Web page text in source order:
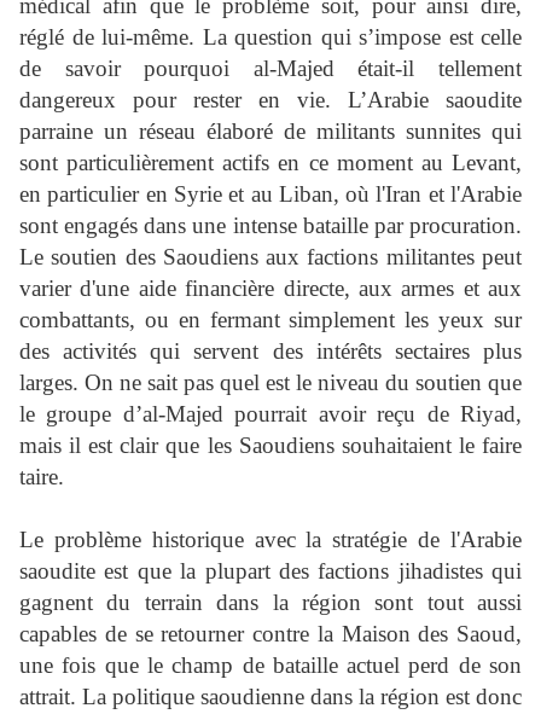
médical afin que le problème soit, pour ainsi dire,
réglé de lui-même. La question qui s’impose est celle
de savoir pourquoi al-Majed était-il tellement
dangereux pour rester en vie. L’Arabie saoudite
parraine un réseau élaboré de militants sunnites qui
sont particulièrement actifs en ce moment au Levant,
en particulier en Syrie et au Liban, où l'Iran et l'Arabie
sont engagés dans une intense bataille par procuration.
Le soutien des Saoudiens aux factions militantes peut
varier d'une aide financière directe, aux armes et aux
combattants, ou en fermant simplement les yeux sur
des activités qui servent des intérêts sectaires plus
larges. On ne sait pas quel est le niveau du soutien que
le groupe d’al-Majed pourrait avoir reçu de Riyad,
mais il est clair que les Saoudiens souhaitaient le faire
taire.
Le problème historique avec la stratégie de l'Arabie
saoudite est que la plupart des factions jihadistes qui
gagnent du terrain dans la région sont tout aussi
capables de se retourner contre la Maison des Saoud,
une fois que le champ de bataille actuel perd de son
attrait. La politique saoudienne dans la région est donc